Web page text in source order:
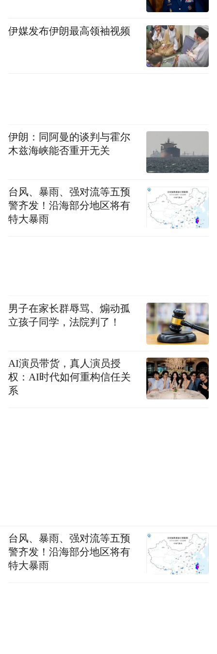
伊媒发布伊朗最高领袖视频
伊朗：同阿曼的谈判与霍尔
木兹海峡能否重开无关
台风、暴雨、强对流等五预
警齐发！沿海部分地区将有
特大暴雨
男子在家长群辱骂、煽动孤
立孩子同学，法院判了！
AI演员带货，真人演员授
权：AI时代如何重构信任关
系
台风、暴雨、强对流等五预
警齐发！沿海部分地区将有
特大暴雨